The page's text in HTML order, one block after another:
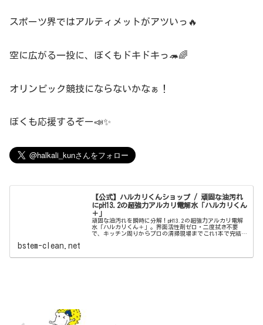
スポーツ界ではアルティメットがアツいっ🔥
空に広がる一投に、ぼくもドキドキっ🦔🌈
オリンピック競技にならないかなぁ！
ぼくも応援するぞー📣✨
【公式】ハルカリくんショップ / 頑固な油汚れ
にpH13.2の超強力アルカリ電解水「ハルカリくん
＋」
頑固な油汚れを瞬時に分解！pH13.2の超強力アルカリ電解
水「ハルカリくん＋」。界面活性剤ゼロ・二度拭き不要
で、キッチン周りからプロの清掃現場までこれ1本で完結。
bstem-clean.net